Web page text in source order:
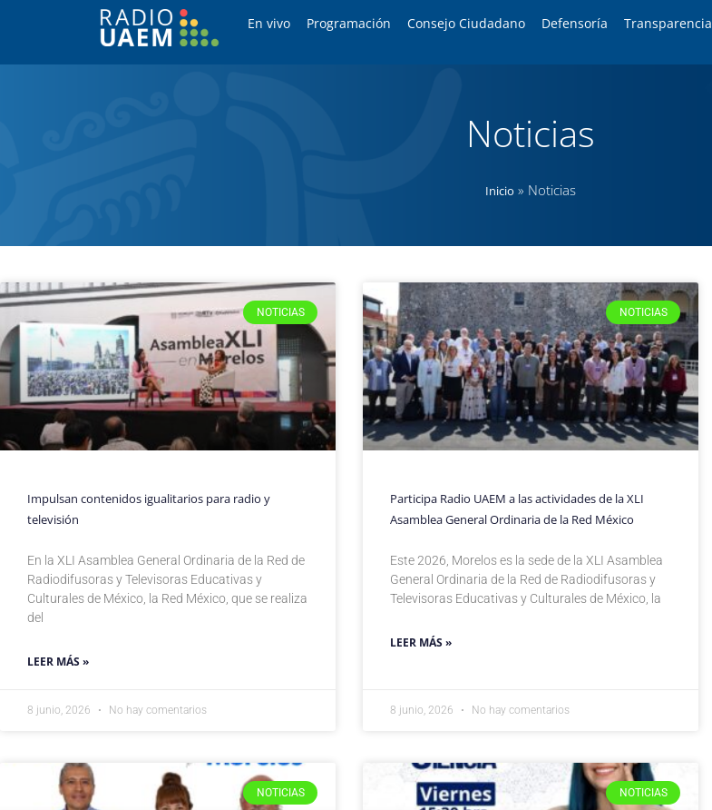
En vivo Programación Consejo Ciudadano Defensoría Transparencia
Noticias
Inicio » Noticias
NOTICIAS
Impulsan contenidos igualitarios para radio y
televisión
En la XLI Asamblea General Ordinaria de la Red de
Radiodifusoras y Televisoras Educativas y
Culturales de México, la Red México, que se realiza
del
LEER MÁS »
8 junio, 2026 No hay comentarios
NOTICIAS
Participa Radio UAEM a las actividades de la XLI
Asamblea General Ordinaria de la Red México
Este 2026, Morelos es la sede de la XLI Asamblea
General Ordinaria de la Red de Radiodifusoras y
Televisoras Educativas y Culturales de México, la
LEER MÁS »
8 junio, 2026 No hay comentarios
NOTICIAS NOTICIAS